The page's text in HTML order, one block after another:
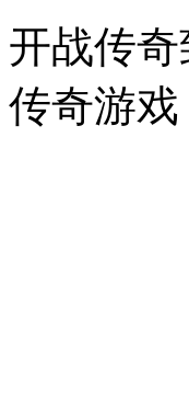
开战传
传奇游戏